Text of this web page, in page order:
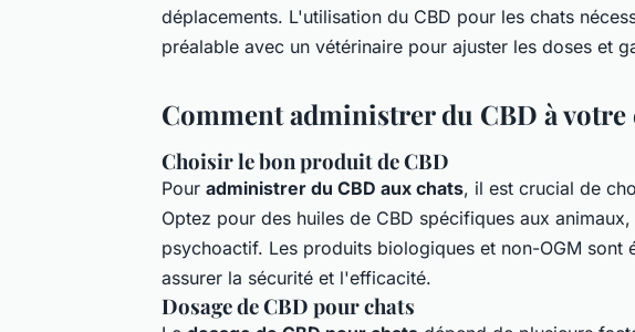
déplacements. L'utilisation du CBD pour les chats
préalable avec un vétérinaire pour ajuster les doses et
Comment administrer du CBD à votre
Choisir le bon produit de CBD
Pour administrer du CBD aux chats, il est crucial de
Optez pour des huiles de CBD spécifiques aux
psychoactif. Les produits biologiques et non-OGM sont
assurer la sécurité et l'efficacité.
Dosage de CBD pour chats